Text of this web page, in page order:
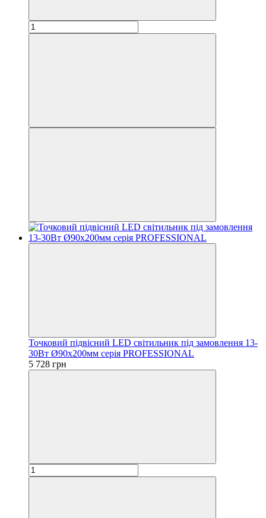
Точковий підвісний LED світильник під замовлення 13-
30Вт Ø90х200мм серія PROFESSIONAL
5 728 грн